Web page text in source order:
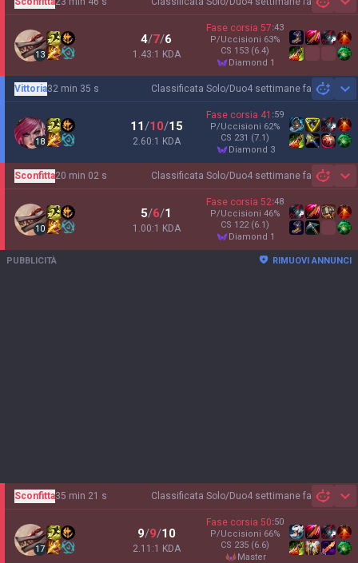
13
4/7/6
1.43:1 KDA
Fase corsia 57:43
P/Uccisioni 63%
CS 153 (6.4)
diamond 1
Classificata Solo/Duo4 settimane fa
Vittoria32 min 35 s
18
11/10/15
2.60:1 KDA
Fase corsia 41 :59
P/Uccisioni 62%
CS 231 (7.1)
diamond 3
Classificata Solo/Duo4 settimane fa
Sconfitta20 min 02 s
10
5/6/1
1.00:1 KDA
Fase corsia 52:48
P/Uccisioni 46%
CS 122 (6.1)
diamond 1
PUBBLICITÀ RIMUOVI ANNUNCI
Classificata Solo/Duo4 settimane fa
Sconfitta35 min 21 s
17
9/9/10
2.11:1 KDA
Fase corsia 50:50
P/Uccisioni 66%
CS 235 (6.6)
master